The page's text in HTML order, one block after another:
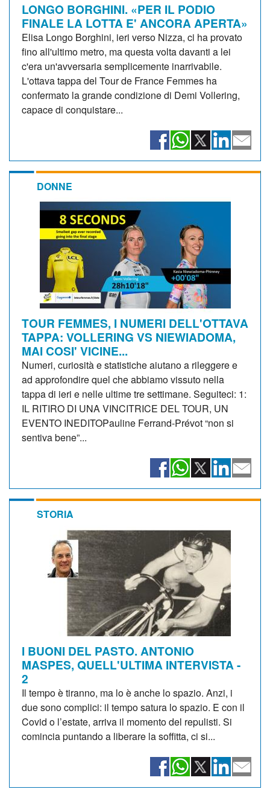
LONGO BORGHINI. «PER IL PODIO
FINALE LA LOTTA E' ANCORA APERTA»
Elisa Longo Borghini, ieri verso Nizza, ci ha provato
fino all'ultimo metro, ma questa volta davanti a lei
c'era un'avversaria semplicemente inarrivabile.
L'ottava tappa del Tour de France Femmes ha
confermato la grande condizione di Demi Vollering,
capace di conquistare...
DONNE
TOUR FEMMES, I NUMERI DELL'OTTAVA
TAPPA: VOLLERING VS NIEWIADOMA,
MAI COSI' VICINE...
Numeri, curiosità e statistiche aiutano a rileggere e
ad approfondire quel che abbiamo vissuto nella
tappa di ieri e nelle ultime tre settimane. Seguiteci: 1:
IL RITIRO DI UNA VINCITRICE DEL TOUR, UN
EVENTO INEDITOPauline Ferrand-Prévot “non si
sentiva bene”...
STORIA
I BUONI DEL PASTO. ANTONIO
MASPES, QUELL'ULTIMA INTERVISTA -
2
Il tempo è tiranno, ma lo è anche lo spazio. Anzi, i
due sono complici: il tempo satura lo spazio. E con il
Covid o l’estate, arriva il momento del repulisti. Si
comincia puntando a liberare la soffitta, ci si...